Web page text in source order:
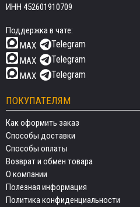
ИНН 452601910709
Поддержка в чате:
MAX
Telegram
MAX Telegram
MAX Telegram
ПОКУПАТЕЛЯМ
Как оформить заказ
Способы доставки
Способы оплаты
Возврат и обмен товара
О компании
Полезная информация
Политика конфиденциальности